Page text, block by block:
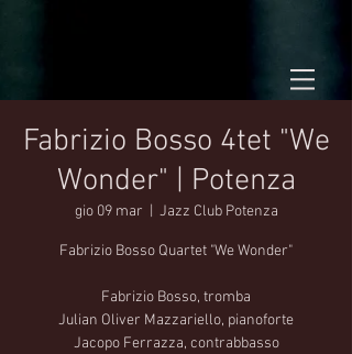
Fabrizio Bosso 4tet "We
Wonder" | Potenza
gio 09 mar Jazz Club Potenza
Fabrizio Bosso Quartet "We Wonder"
Fabrizio Bosso, tromba
Julian Oliver Mazzariello, pianoforte
Jacopo Ferrazza, contrabbasso